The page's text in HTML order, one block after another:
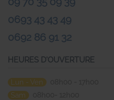
0693 43 43 49
0692 86 91 32
HEURES D'OUVERTURE
Lun - Ven
Sam